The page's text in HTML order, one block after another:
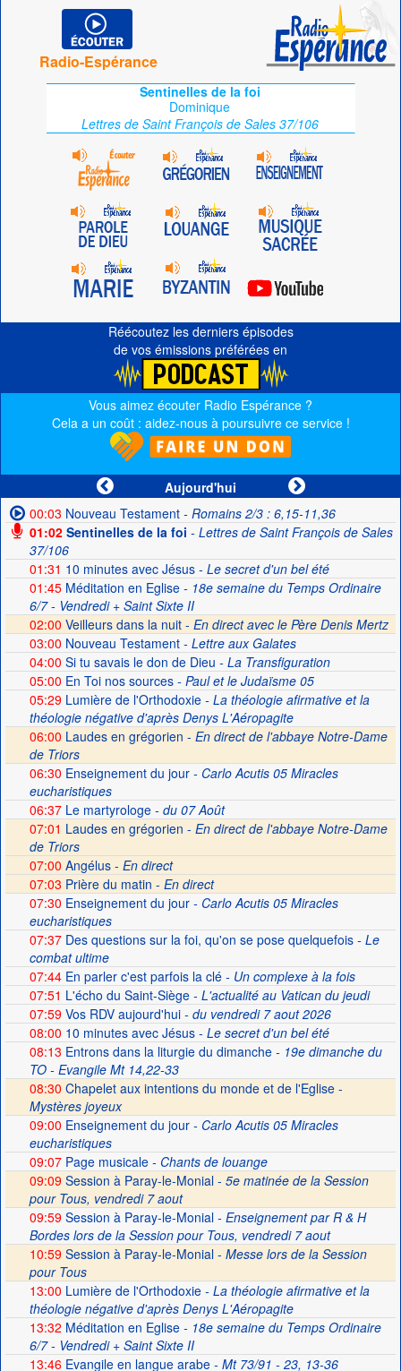
Radio-Espérance
Sentinelles de la foi
Dominique
Lettres de Saint François de Sales 37/106
Réécoutez les derniers épisodes
de vos émissions préférées en
Vous aimez écouter Radio Espérance ?
Cela a un coût : aidez-nous à poursuivre ce service !
Aujourd'hui
00:03 Nouveau Testament- Romains 2/3 : 6,15-11,36
01:02Sentinelles de la foi - Lettres de Saint François de Sales
37/106
01:31 10 minutes avec Jésus- Le secret d'un bel été
01:45Méditation en Eglise- 18e semaine du Temps Ordinaire
6/7 - Vendredi + Saint Sixte II
02:00 Veilleurs dans la nuit - En direct avec le Père Denis Mertz
03:00 Nouveau Testament- Lettre aux Galates
04:00 Si tu savais le don de Dieu - La Transfiguration
05:00 En Toi nos sources- Paul et le Judaïsme 05
05:29Lumière de l'Orthodoxie- La théologie afirmative et la
théologie négative d'après Denys L'Aéropagite
06:00 Laudes en grégorien - En direct de l'abbaye Notre-Dame
de Triors
06:30 Enseignement du jour- Carlo Acutis 05 Miracles
eucharistiques
06:37Le martyrologe- du 07 Août
07:01 Laudes en grégorien - En direct de l'abbaye Notre-Dame
de Triors
07:00 Angélus - En direct
07:03 Prière du matin - En direct
07:30 Enseignement du jour- Carlo Acutis 05 Miracles
eucharistiques
07:37Des questions sur la foi, qu'on se pose quelquefois- Le
combat ultime
07:44En parler c'est parfois la clé- Un complexe à la fois
07:51 L'écho du Saint-Siège- L'actualité au Vatican du jeudi
07:59Vos RDV aujourd'hui- du vendredi 7 aout 2026
08:00 10 minutes avec Jésus- Le secret d'un bel été
08:13 Entrons dans la liturgie du dimanche- 19e dimanche du
TO - Evangile Mt 14,22-33
08:30 Chapelet aux intentions du monde et de l'Eglise -
Mystères joyeux
09:00 Enseignement du jour- Carlo Acutis 05 Miracles
eucharistiques
09:07Page musicale- Chants de louange
09:09 Session à Paray-le-Monial - 5e matinée de la Session
pour Tous, vendredi 7 aout
09:59Session à Paray-le-Monial- Enseignement par R & H
Bordes lors de la Session pour Tous, vendredi 7 aout
10:59 Session à Paray-le-Monial - Messe lors de la Session
pour Tous
13:00 Lumière de l'Orthodoxie- La théologie afirmative et la
théologie négative d'après Denys L'Aéropagite
13:32 Méditation en Eglise- 18e semaine du Temps Ordinaire
6/7 - Vendredi + Saint Sixte II
13:46Evangile en langue arabe- Mt 73/91 - 23, 13-36